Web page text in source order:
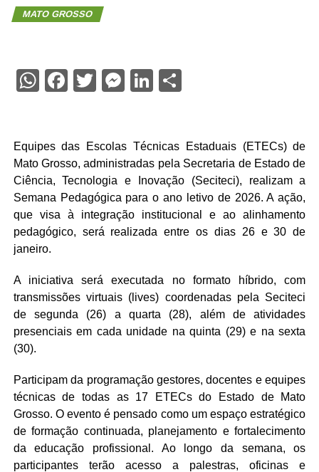
MATO GROSSO
WhatsApp
Facebook
Twitter
Messenger
LinkedIn
Share
Equipes das Escolas Técnicas Estaduais (ETECs) de
Mato Grosso, administradas pela Secretaria de Estado de
Ciência, Tecnologia e Inovação (Seciteci), realizam a
Semana Pedagógica para o ano letivo de 2026. A ação,
que visa à integração institucional e ao alinhamento
pedagógico, será realizada entre os dias 26 e 30 de
janeiro.
A iniciativa será executada no formato híbrido, com
transmissões virtuais (lives) coordenadas pela Seciteci
de segunda (26) a quarta (28), além de atividades
presenciais em cada unidade na quinta (29) e na sexta
(30).
Participam da programação gestores, docentes e equipes
técnicas de todas as 17 ETECs do Estado de Mato
Grosso. O evento é pensado como um espaço estratégico
de formação continuada, planejamento e fortalecimento
da educação profissional. Ao longo da semana, os
participantes terão acesso a palestras, oficinas e